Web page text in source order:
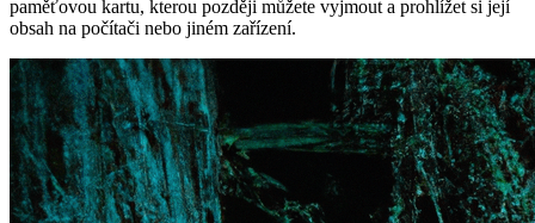
paměťovou kartu, kterou později můžete vyjmout a prohlížet si její
obsah na počítači nebo jiném zařízení.